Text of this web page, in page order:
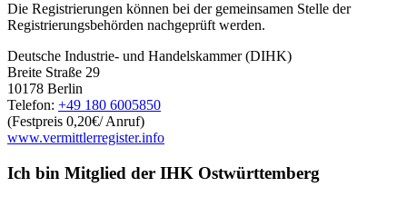
Die Registrierungen können bei der gemeinsamen Stelle der
Registrierungsbehörden nachgeprüft werden.
Deutsche Industrie- und Handelskammer (DIHK)
Breite Straße 29
10178 Berlin
Telefon: +49 180 6005850
(Festpreis 0,20€/ Anruf)
www.vermittlerregister.info
Ich bin Mitglied der IHK Ostwürttemberg